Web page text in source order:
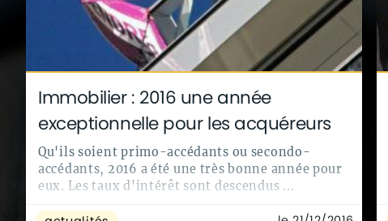
Immobilier : 2016 une année
exceptionnelle pour les acquéreurs
Qu'ils soient primo-accédants ou secondo-
accédants, 2016 a été une très bonne année pour
eux. Les taux d'intérêt sont descendus ...